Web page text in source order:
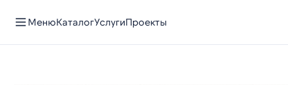
МенюКаталогУслугиПроекты